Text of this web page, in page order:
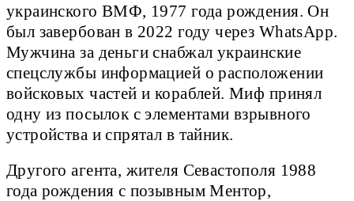
украинского ВМФ, 1977 года рождения. Он
был завербован в 2022 году через WhatsApp.
Мужчина за деньги снабжал украинские
спецслужбы информацией о расположении
войсковых частей и кораблей. Миф принял
одну из посылок с элементами взрывного
устройства и спрятал в тайник.
Другого агента, жителя Севастополя 1988
года рождения с позывным Ментор,